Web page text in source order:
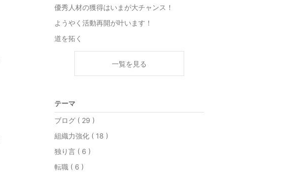
優秀人材の獲得はいまが大チャンス！
ようやく活動再開が叶います！
道を拓く
一覧を見る
テーマ
ブログ ( 29 )
組織力強化 ( 18 )
独り言 ( 6 )
転職 ( 6 )